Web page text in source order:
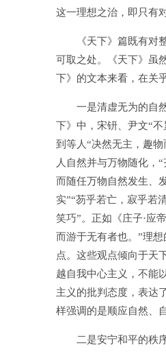
这一理想之治，即只有
《天下》篇既有对整
可取之处。《天下》虽
下》的文本来看，在关
一是清虚无为的自然
下》中，宋钘、尹文“
到等人“决然无主，趣
人自然并与万物随化，
而随任万物自然发生、
实”“芴乎若亡，寂乎若
笑巧”。正如《庄子·应
而游于无有者也。”理
点。这些观点倾向于天
越自我中心主义，不能
主义的批判态度，表达
样强调的是顺应自然、
二是安宁和平的秩序